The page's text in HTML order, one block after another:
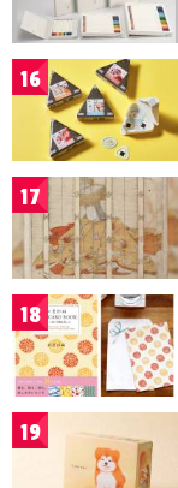
16
17
18
19